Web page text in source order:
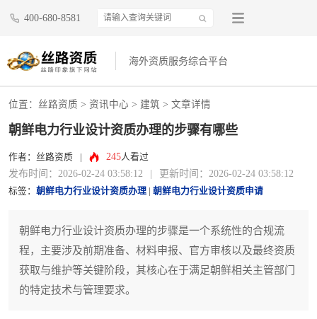
400-680-8581
海外资质服务综合平台
位置： 丝路资质 > 资讯中心 > 建筑 > 文章详情
朝鲜电力行业设计资质办理的步骤有哪些
作者：丝路资质 245人看过
发布时间：2026-02-24 03:58:12 更新时间：2026-02-24 03:58:12
标签： 朝鲜电力行业设计资质办理 朝鲜电力行业设计资质申请
朝鲜电力行业设计资质办理的步骤是一个系统性的合规流
程，主要涉及前期准备、材料申报、官方审核以及最终资质
获取与维护等关键阶段，其核心在于满足朝鲜相关主管部门
的特定技术与管理要求。